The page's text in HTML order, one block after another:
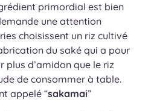
primordial est bien
une attention
choisissent un riz cultivé
du saké qui a pour
d’amidon que le riz
de consommer à table.
appelé “sakamai”